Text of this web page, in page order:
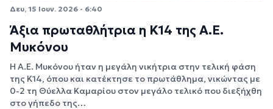
Δευ, 15 Ιουν. 2026 - 6:40
Άξια πρωταθλήτρια η Κ14 της Α.Ε.
Μυκόνου
Η Α.Ε. Μυκόνου ήταν η μεγάλη νικήτρια στην τελική φάση
της Κ14, όπου και κατέκτησε το πρωτάθλημα, νικώντας με
0-2 τη Θύελλα Καμαρίου στον μεγάλο τελικό που διεξήχθη
στο γήπεδο της…